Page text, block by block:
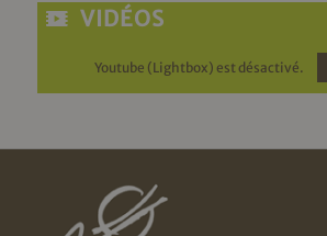
VIDÉOS
Youtube (Lightbox) est désactivé.